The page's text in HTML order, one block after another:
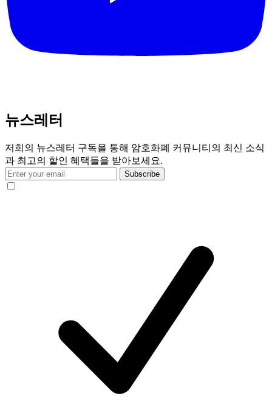
뉴스레터
저희의 뉴스레터 구독을 통해 암호화폐 커뮤니티의 최신 소식
과 최고의 할인 혜택들을 받아보세요.
Subscribe